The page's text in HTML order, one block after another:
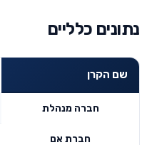
נתונים כלליים
שם הקרן
חברה מנהלת
חברת אם